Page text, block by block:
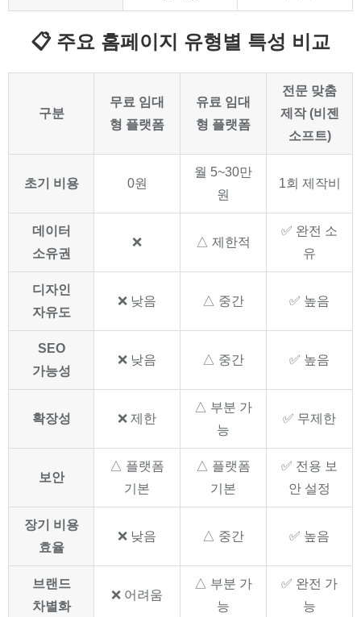
📋 주요 홈페이지 유형별 특성 비교
구분
무료 임대
형 플랫폼
유료 임대
형 플랫폼
전문 맞춤
제작 (비젠
소프트)
초기 비용 0원
월 5~30만
원
1회 제작비
데이터
소유권
❌ △ 제한적
✅ 완전 소
유
디자인
자유도
❌ 낮음 △ 중간 ✅ 높음
SEO
가능성
❌ 낮음 △ 중간 ✅ 높음
확장성 ❌ 제한
△ 부분 가
능
✅ 무제한
보안
△ 플랫폼
기본
△ 플랫폼
기본
✅ 전용 보
안 설정
장기 비용
효율
❌ 낮음 △ 중간 ✅ 높음
브랜드
차별화
❌ 어려움
△ 부분 가
능
✅ 완전 가
능